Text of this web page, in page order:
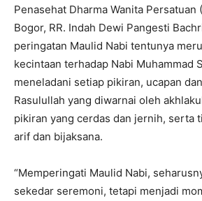
Penasehat Dharma Wanita Persatuan
Bogor, RR. Indah Dewi Pangesti
peringatan Maulid Nabi tentunya
kecintaan terhadap Nabi Muhammad
meneladani setiap pikiran, ucapan
Rasulullah yang diwarnai oleh
pikiran yang cerdas dan jernih, serta
arif dan bijaksana.
“Memperingati Maulid Nabi,
sekedar seremoni, tetapi menjadi